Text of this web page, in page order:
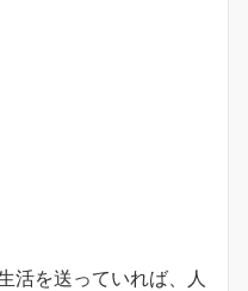
活を送っていれば、人